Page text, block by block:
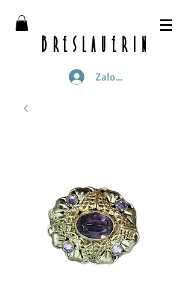
breslauerin
Zaloguj się